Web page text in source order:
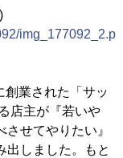
創業された「サッ
店主が『若いや
せてやりたい』
出しました。もと